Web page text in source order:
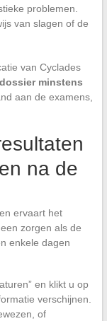
problemen.
van slagen of de
van Cyclades
minstens
aan de examens,
na de
ervaart het
zorgen als de
enkele dagen
en klikt u op
verschijnen.
of